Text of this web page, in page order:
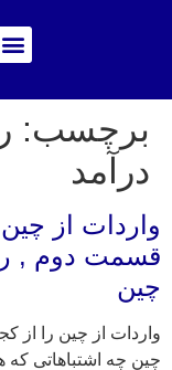
برچسب:
درآمد
واردات از چین
قسمت دوم ,
چین
واردات از چین را از
چین چه اشتباهاتی که